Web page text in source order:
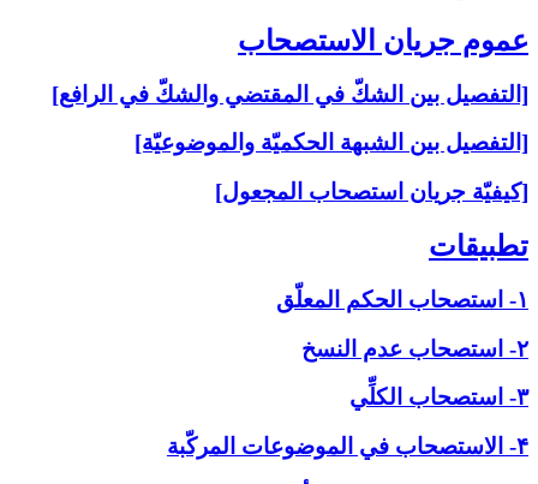
عموم جريان الاستصحاب‏
[التفصيل بين الشكّ في المقتضي والشكّ في الرافع]
[التفصيل بين الشبهة الحكميّة والموضوعيّة]
[كيفيّة جريان استصحاب المجعول]
تطبيقات‏
۱- استصحاب الحكم المعلّق
۲- استصحاب عدم النسخ
۳- استصحاب الكلِّي
۴- الاستصحاب في الموضوعات المركّبة